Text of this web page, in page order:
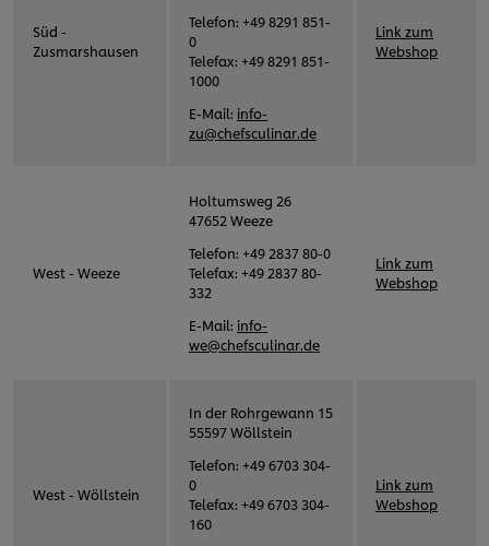
Süd -
Zusmarshausen
Telefon: +49 8291 851-
0
Telefax: +49 8291 851-
1000
E-Mail: info-
zu@chefsculinar.de
Link zum
Webshop
West - Weeze
Holtumsweg 26
47652 Weeze
Telefon: +49 2837 80-0
Telefax: +49 2837 80-
332
E-Mail: info-
we@chefsculinar.de
Link zum
Webshop
West - Wöllstein
In der Rohrgewann 15
55597 Wöllstein
Telefon: +49 6703 304-
0
Telefax: +49 6703 304-
160
Link zum
Webshop